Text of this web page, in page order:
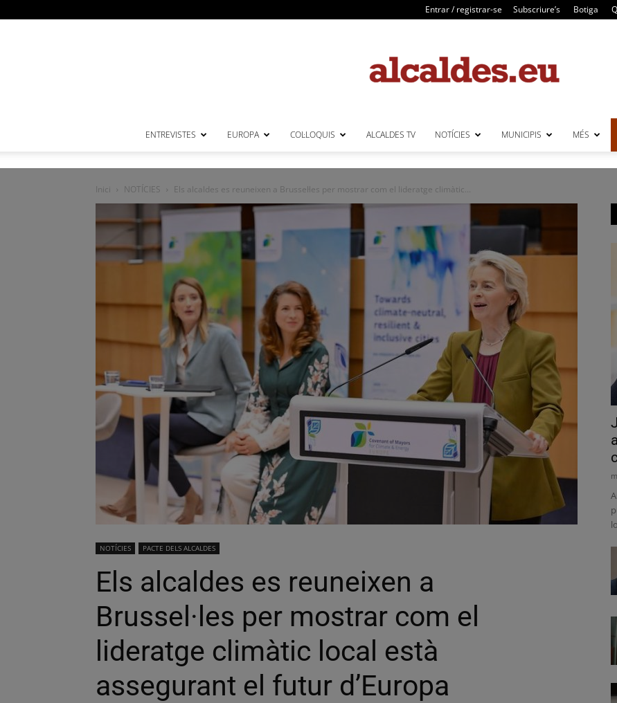
Entrar / registrar-se Subscriure’s Botiga
ENTREVISTES EUROPA COL·LOQUIS ALCALDES TV NOTÍCIES MUNICIPIS MÉS
Inici NOTÍCIES Els alcaldes es reuneixen a Brussel·les per mostrar com el lideratge climàtic...
NOTÍCIES PACTE DELS ALCALDES
Els alcaldes es reuneixen a
Brussel·les per mostrar com el
lideratge climàtic local està
assegurant el futur d’Europa